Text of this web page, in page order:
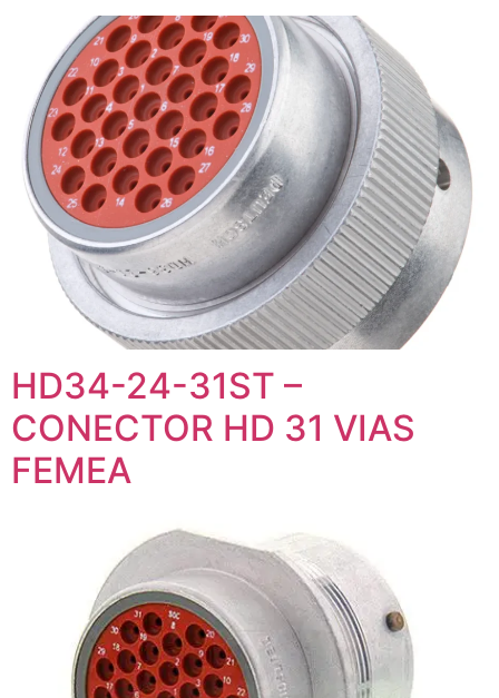
HD34-24-31ST –
CONECTOR HD 31 VIAS
FEMEA